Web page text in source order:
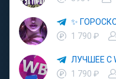
1 790 ₽
1 790 ₽